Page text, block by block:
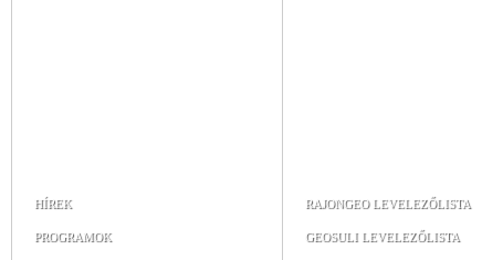
HÍREK
PROGRAMOK
RAJONGEO LEVELEZŐLISTA
GEOSULI LEVELEZŐLISTA